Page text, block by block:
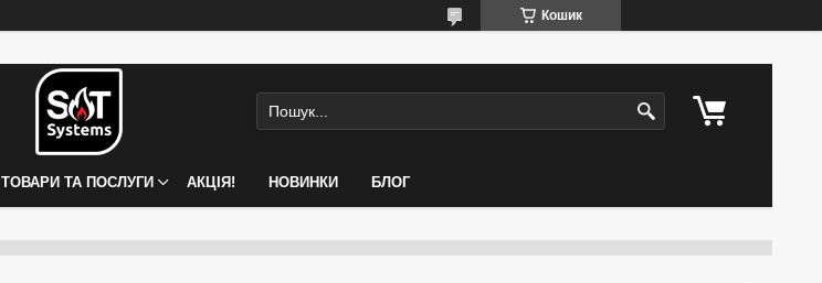
Кошик
ТОВАРИ ТА ПОСЛУГИ АКЦІЯ! НОВИНКИ БЛОГ